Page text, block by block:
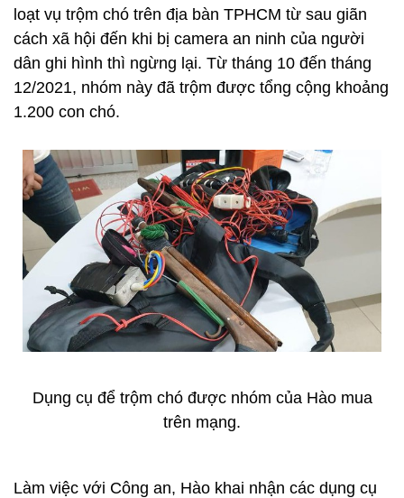
loạt vụ trộm chó trên địa bàn TPHCM từ sau giãn
cách xã hội đến khi bị camera an ninh của người
dân ghi hình thì ngừng lại. Từ tháng 10 đến tháng
12/2021, nhóm này đã trộm được tổng cộng khoảng
1.200 con chó.
Dụng cụ để trộm chó được nhóm của Hào mua
trên mạng.
Làm việc với Công an, Hào khai nhận các dụng cụ